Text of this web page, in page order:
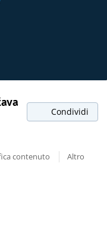
Condividi
contenuto
Altro